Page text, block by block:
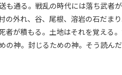
も通る。戦乱の時代には落ち武者
の外れ、谷、尾根、溶岩の石だま
者が積もる。土地はそれを覚える
の神。封じるための神。そう読ん